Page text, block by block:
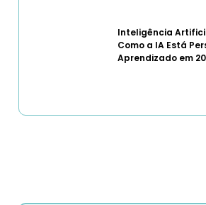
Inteligência
Como a IA Está
Aprendizado em